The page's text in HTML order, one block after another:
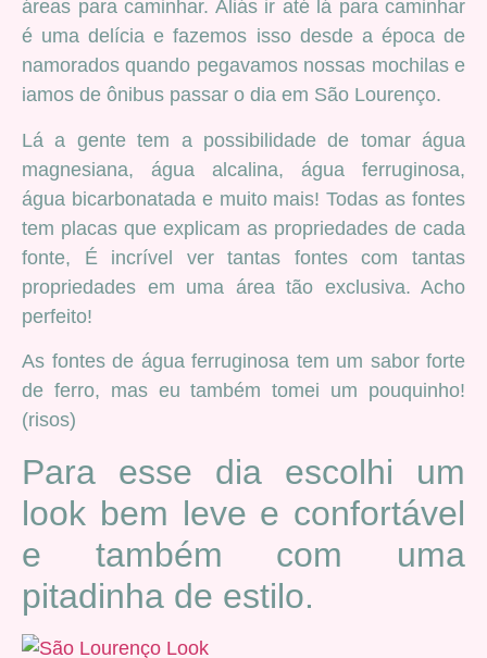
áreas para caminhar. Aliás ir até lá para caminhar
é uma delícia e fazemos isso desde a época de
namorados quando pegavamos nossas mochilas e
iamos de ônibus passar o dia em São Lourenço.
Lá a gente tem a possibilidade de tomar água
magnesiana, água alcalina, água ferruginosa,
água bicarbonatada e muito mais! Todas as fontes
tem placas que explicam as propriedades de cada
fonte, É incrível ver tantas fontes com tantas
propriedades em uma área tão exclusiva. Acho
perfeito!
As fontes de água ferruginosa tem um sabor forte
de ferro, mas eu também tomei um pouquinho!
(risos)
Para esse dia escolhi um
look bem leve e confortável
e também com uma
pitadinha de estilo.